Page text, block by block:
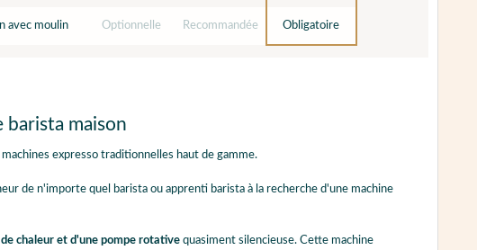
avec moulin Optionnelle Recommandée Obligatoire
barista maison
expresso traditionnelles haut de gamme.
de n'importe quel barista ou apprenti barista à la recherche d'une machine
chaleur et d'une pompe rotativequasiment silencieuse. Cette machine